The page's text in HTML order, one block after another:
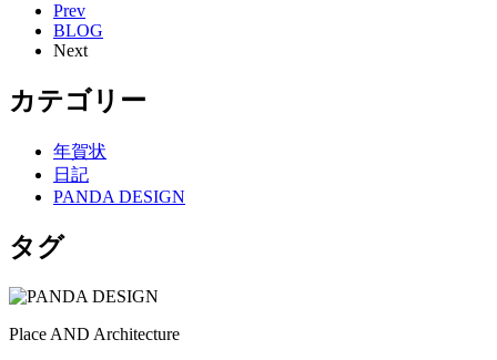
Prev
BLOG
Next
カテゴリー
年賀状
日記
PANDA DESIGN
タグ
Place AND Architecture